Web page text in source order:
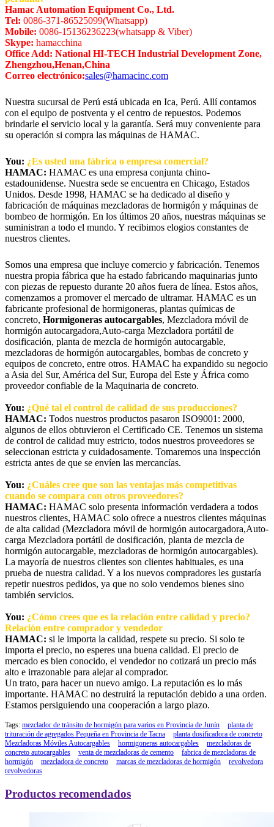
Hamac Automation Equipment Co., Ltd.
Tel: 0086-371-86525099(Whatsapp)
Mobile: 0086-15136236223(whatsapp & Viber)
Skype: hamacchina
Office Add: National HI-TECH Industrial Development Zone,
Zhengzhou,Henan,China
Correo electrónico:sales@hamacinc.com
Nuestra sucursal de Perú está ubicada en Ica, Perú. Allí contamos
con el equipo de postventa y el centro de repuestos. Podemos
brindarle el servicio local y la garantía. Será muy conveniente para
su operación si compra las máquinas de HAMAC.
You: ¿Es usted una fábrica o empresa comercial?
HAMAC: HAMAC es una empresa conjunta chino-
estadounidense. Nuestra sede se encuentra en Chicago, Estados
Unidos. Desde 1998, HAMAC se ha dedicado al diseño y
fabricación de máquinas mezcladoras de hormigón y máquinas de
bombeo de hormigón. En los últimos 20 años, nuestras máquinas se
suministran a todo el mundo. Y recibimos elogios constantes de
nuestros clientes.
Somos una empresa que incluye comercio y fabricación. Tenemos
nuestra propia fábrica que ha estado fabricando maquinarias junto
con piezas de repuesto durante 20 años fuera de línea. Estos años,
comenzamos a promover el mercado de ultramar. HAMAC es un
fabricante profesional de hormigoneras, plantas químicas de
concreto, Hormigoneras autocargables, Mezcladora móvil de
hormigón autocargadora,Auto-carga Mezcladora portátil de
dosificación, planta de mezcla de hormigón autocargable,
mezcladoras de hormigón autocargables, bombas de concreto y
equipos de concreto, entre otros. HAMAC ha expandido su negocio
a Asia del Sur, América del Sur, Europa del Este y África como
proveedor confiable de la Maquinaria de concreto.
You: ¿Qué tal el control de calidad de sus producciones?
HAMAC: Todos nuestros productos pasaron ISO9001: 2000,
algunos de ellos obtuvieron el Certificado CE. Tenemos un sistema
de control de calidad muy estricto, todos nuestros proveedores se
seleccionan estricta y cuidadosamente. Tomaremos una inspección
estricta antes de que se envíen las mercancías.
You: ¿Cuáles cree que son las ventajas más competitivas
cuando se compara con otros proveedores?
HAMAC: HAMAC solo presenta información verdadera a todos
nuestros clientes, HAMAC solo ofrece a nuestros clientes máquinas
de alta calidad (Mezcladora móvil de hormigón autocargadora,Auto-
carga Mezcladora portátil de dosificación, planta de mezcla de
hormigón autocargable, mezcladoras de hormigón autocargables).
La mayoría de nuestros clientes son clientes habituales, es una
prueba de nuestra calidad. Y a los nuevos compradores les gustaría
repetir nuestros pedidos, ya que no solo vendemos bienes sino
también servicios.
You: ¿Cómo crees que es la relación entre calidad y precio?
Relación entre comprador y vendedor
HAMAC: si le importa la calidad, respete su precio. Si solo te
importa el precio, no esperes una buena calidad. El precio de
mercado es bien conocido, el vendedor no cotizará un precio más
alto e irrazonable para alejar al comprador.
Un trato, para hacer un nuevo amigo. La reputación es lo más
importante. HAMAC no destruirá la reputación debido a una orden.
Estamos persiguiendo una cooperación a largo plazo.
Tags: mezclador de tránsito de hormigón para varios en Provincia de Junín
planta de
trituración de agregados Pequeña en Provincia de Tacna
planta dosificadora de concreto
Mezcladoras Móviles Autocargables
hormigoneras autocargables
mezcladoras de
concreto autocargables
venta de mezcladoras de cemento
fabrica de mezcladoras de
hormigón
mezcladora de concreto marcas de mezcladoras de hormigón
revolvedora
revolvedoras
Productos recomendados